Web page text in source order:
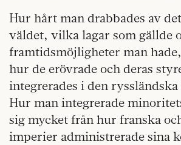
Hur hårt man drabbades av
väldet, vilka lagar som gällde
framtidsmöjligheter man
hur de erövrade och deras
integrerades i den
Hur man integrerade
sig mycket från hur franska
imperier administrerade sina